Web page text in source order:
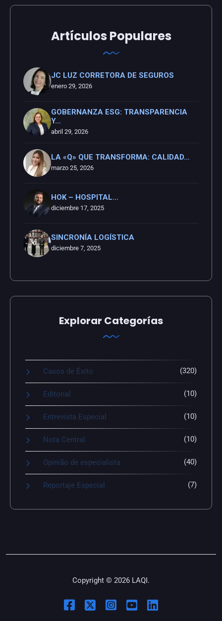
Artículos Populares
JC LUZ CORRETORA DE SEGUROS
enero 29, 2026
GOBERNANZA ESG: TRANSPARENCIA
Y…
abril 29, 2026
LA «Q» QUE TRANSFORMA: CALIDAD…
marzo 25, 2026
HOK – HOSPITAL…
diciembre 17, 2025
SINCRONÍA LOGÍSTICA
diciembre 7, 2025
Explorar Categorías
Casos de Éxito (320)
Editorial (10)
Entrevista Especial (10)
Nota Central (10)
Opinião de especialista (40)
Reportaje Especial (7)
Copyright © 2026 LAQI.